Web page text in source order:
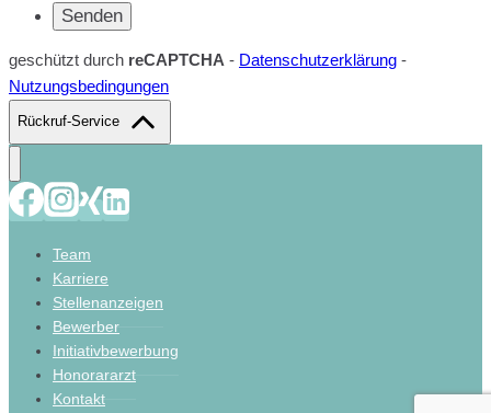
geschützt durch reCAPTCHA - Datenschutzerklärung -
Nutzungsbedingungen
Rückruf-Service
Team
Karriere
Stellenanzeigen
Bewerber
Initiativbewerbung
Honorararzt
Kontakt